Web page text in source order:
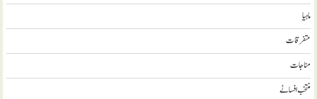
ماہیا
متفرقات
مناجات
منتخب افسانے